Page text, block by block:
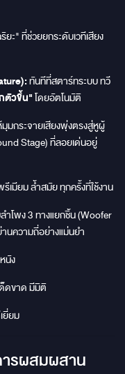
ะ" ที่ช่วยยกระดับเวทีเสียง
ทันทีที่สตาร์ทระบบ ทวี
ตัวขึ้น"โดยอัตโนมัติ
มกระจายเสียงพุ่งตรงสู่หูผู้
Stage) ที่ลอยเด่นอยู่
เมียม ล้ำสมัย ทุกครั้งที่ใช้งาน
ำโพง 3 ทางแยกชิ้น (Woofer
นความถี่อย่างแม่นยำ
นัง
ดขาด มีมิติ
ยี่ยม
รผสมผสาน